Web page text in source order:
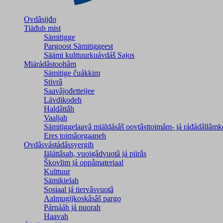
Ovdâsijđo
Tiäđuh mist
Sämitigge
Pargoost Sämitiggeest
Säämi kulttuurkuávdáš Sajos
Miärádâstoohâm
Sämitige čuákkim
Stivrâ
Saavâjođetteijee
Lävdikodeh
Haldâttâh
Vaaljah
Sämitiggelaavâ miäldásâš oovtâsttoimâm- já
Eres toimâorgaaneh
Ovdâsvástádâssyergih
Iäláttâsah, vuoigâdvuotâ já piirâs
Škovlim já oppâmateriaal
Kulttuur
Sämikielah
Sosiaal já tiervâsvuotâ
Aalmugijkoskâsâš pargo
Párnááh já nuorah
Haavah